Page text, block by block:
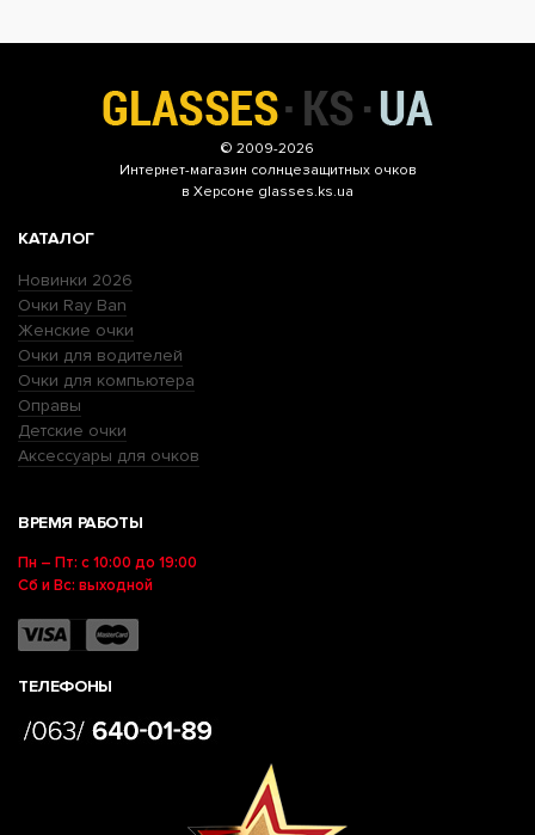
© 2009-2026
Интернет-магазин солнцезащитных очков
в Херсоне glasses.ks.ua
КАТАЛОГ
Новинки 2026
Очки Ray Ban
Женские очки
Очки для водителей
Очки для компьютера
Оправы
Детские очки
Аксессуары для очков
ВРЕМЯ РАБОТЫ
Пн – Пт: с 10:00 до 19:00
Сб и Вс: выходной
ТЕЛЕФОНЫ